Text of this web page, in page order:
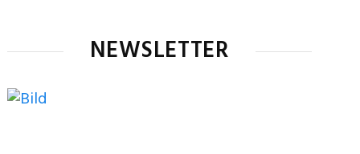
NEWSLETTER